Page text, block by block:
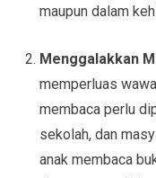
maupun dalam
Menggalakkan
memperluas
membaca perlu
sekolah, dan
anak membaca